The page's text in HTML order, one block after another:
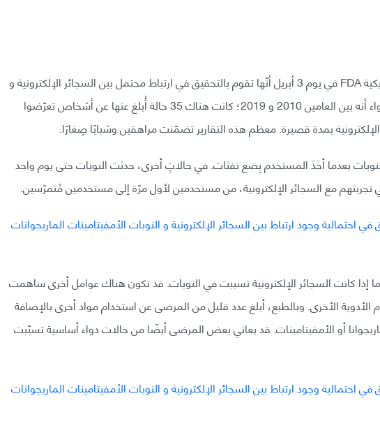
صرّحت إدارة الغذاء والدواء الأمريكية FDA في يوم 3 أبريل أنّها تقوم بالتحقيق في ارتباط محتمل بين السجائر الإلكترونية و
النوبات. وقالت إدارة الغذاء والدواء أنه بين العامين 2010 و 2019؛ كانت هناك 35 حالة أُبلغ عنها عن أشخاص تعرّضوا
بمدة قصيرة. معظم هذه التقارير تضمّنت مراهقين وشبابًا صِغارًا.
بعدما أخَذَ المستخدم بِضع نفثات. في حالاتٍ أخرى، حدثت النوبات حتى يوم واحد
تجربتهم مع السجائر الإلكترونية، من مستخدمين لأول مرّة إلى مستخدمين مُتمرّسين.
إذا كانت السجائر الإلكترونية تسببت في النوبات. قد تكون هناك عوامل أخرى ساهمت
الأخرى. وبالطبع، أبلغ عدد قليل من المرضى عن استخدام مواد أخرى بالإضافة
أو الأمفيتامينات. قد يعاني بعض المرضى أيضًا من حالات دواء أساسية تسبّبت